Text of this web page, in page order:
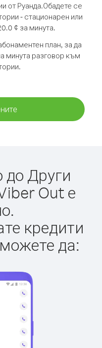
от Руанда.Обадете се
- стационарен или
¢ за минута.
план, за да
минута разговор към
Други
Out е
кредити
да: